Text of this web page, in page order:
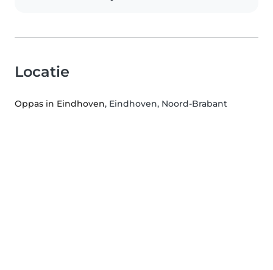
Locatie
Oppas in Eindhoven, Eindhoven, Noord-Brabant